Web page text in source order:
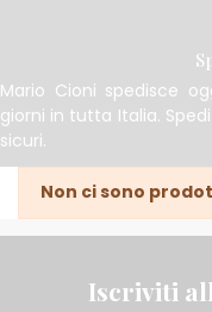
Mario Cioni spedisce
giorni in tutta Italia.
sicuri.
Non ci sono
Iscriviti